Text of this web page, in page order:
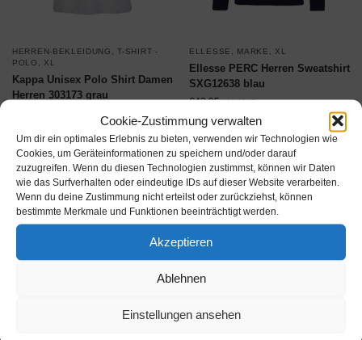
Cookie-Zustimmung verwalten
Um dir ein optimales Erlebnis zu bieten, verwenden wir Technologien wie
Cookies, um Geräteinformationen zu speichern und/oder darauf
zuzugreifen. Wenn du diesen Technologien zustimmst, können wir Daten
wie das Surfverhalten oder eindeutige IDs auf dieser Website verarbeiten.
Wenn du deine Zustimmung nicht erteilst oder zurückziehst, können
bestimmte Merkmale und Funktionen beeinträchtigt werden.
Akzeptieren
Ablehnen
Einstellungen ansehen
HERREN-BEKLEIDUNG ,T-SHIRT -
POLO
XL
Kappa Unisex Polo Shirt Damen
Herren 303173 grau
Produkt ansehen*
ELLESSE MARKE XL
Ellesse PERC Herren Sweatshirt
SXG12638 blau
€42,95 inkl. MwSt.
Produkt ansehen*